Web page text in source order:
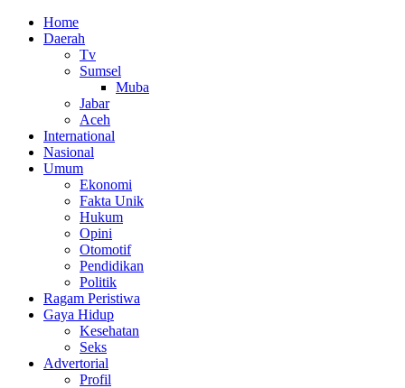
Home
Daerah
Tv
Sumsel
Muba
Jabar
Aceh
International
Nasional
Umum
Ekonomi
Fakta Unik
Hukum
Opini
Otomotif
Pendidikan
Politik
Ragam Peristiwa
Gaya Hidup
Kesehatan
Seks
Advertorial
Profil